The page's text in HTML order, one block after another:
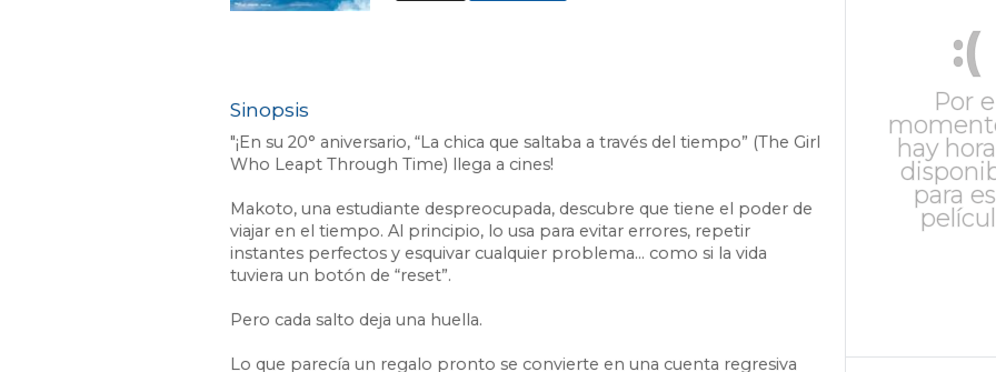
Sinopsis
"¡En su 20° aniversario, “La chica que saltaba a través del tiempo” (The Girl
Who Leapt Through Time) llega a cines!
Makoto, una estudiante despreocupada, descubre que tiene el poder de
viajar en el tiempo. Al principio, lo usa para evitar errores, repetir
instantes perfectos y esquivar cualquier problema… como si la vida
tuviera un botón de “reset”.
Pero cada salto deja una huella.
Lo que parecía un regalo pronto se convierte en una cuenta regresiva
:(
Por
hay
para